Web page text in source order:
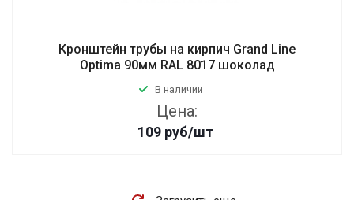
Кронштейн трубы на кирпич Grand Line
Optima 90мм RAL 8017 шоколад
В наличии
Цена:
109 руб/шт